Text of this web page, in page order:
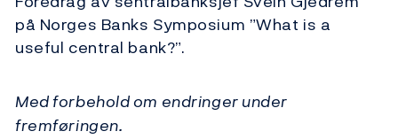
på Norges Banks Symposium ”What is a
useful central bank?”.
Med forbehold om endringer under
fremføringen.